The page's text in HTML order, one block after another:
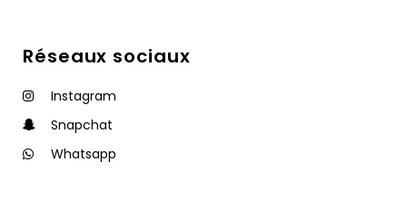
Réseaux sociaux
Instagram
Snapchat
Whatsapp